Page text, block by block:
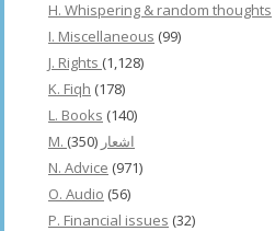
H. Whispering & random thoughts
I. Miscellaneous (99)
J. Rights (1,128)
K. Fiqh (178)
L. Books (140)
M. اشعار (350)
N. Advice (971)
O. Audio (56)
P. Financial issues (32)